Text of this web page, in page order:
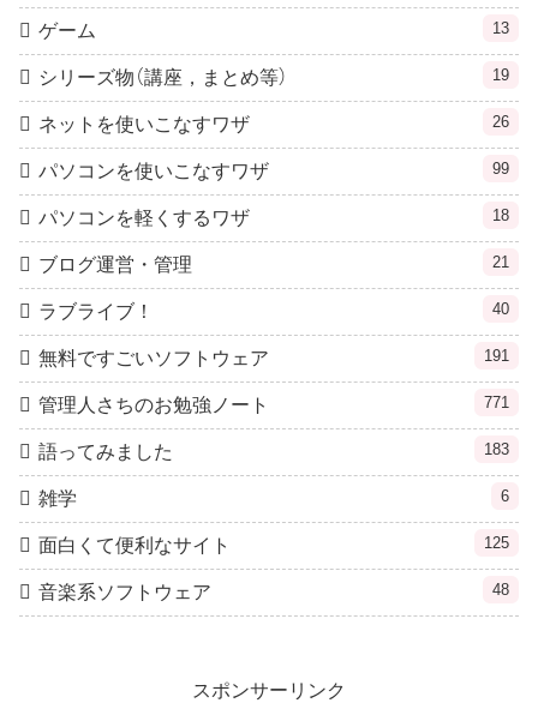
ゲーム 13
シリーズ物（講座，まとめ等） 19
ネットを使いこなすワザ 26
パソコンを使いこなすワザ 99
パソコンを軽くするワザ 18
ブログ運営・管理 21
ラブライブ！ 40
無料ですごいソフトウェア 191
管理人さちのお勉強ノート 771
語ってみました 183
雑学 6
面白くて便利なサイト 125
音楽系ソフトウェア 48
スポンサーリンク